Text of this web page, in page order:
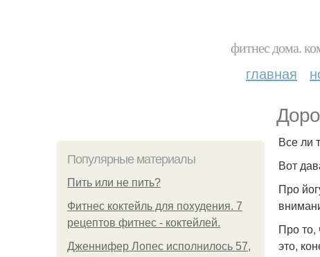
фитнес дома.
главная
Популярные материалы
Пить или не пить?
Фитнес коктейль для похудения. 7
рецептов фитнес - коктейлей.
Дженнифер Лопес исполнилось 57,
Все ли
Вот
Про
Про то,
это,